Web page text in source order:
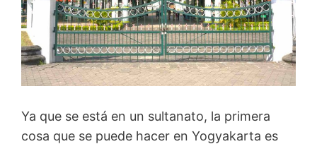
Ya que se está en un sultanato, la primera
cosa que se puede hacer en Yogyakarta es